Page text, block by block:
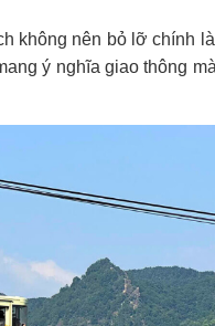
không nên bỏ lỡ chính là
ý nghĩa giao thông